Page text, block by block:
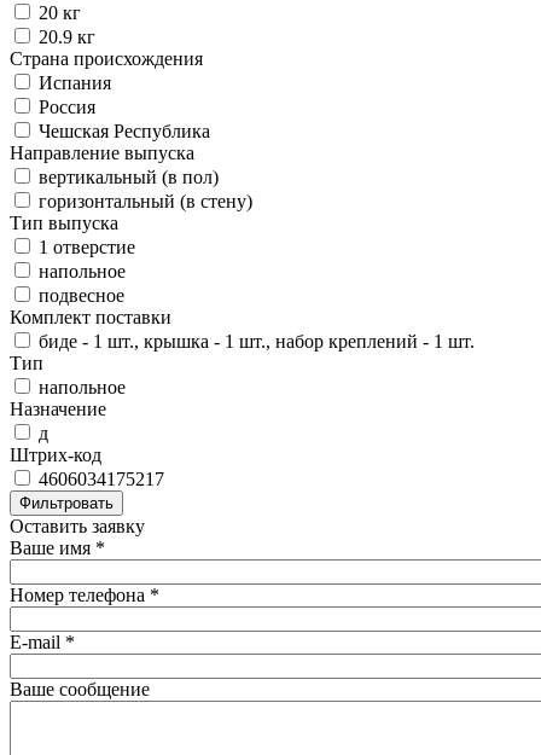
20 кг
20.9 кг
Страна происхождения
Испания
Россия
Чешская Республика
Направление выпуска
вертикальный (в пол)
горизонтальный (в стену)
Тип выпуска
1 отверстие
напольное
подвесное
Комплект поставки
биде - 1 шт., крышка - 1 шт., набор креплений - 1 шт.
Тип
напольное
Назначение
д
Штрих-код
4606034175217
Оставить заявку
Ваше имя *
Номер телефона *
E-mail *
Ваше сообщение